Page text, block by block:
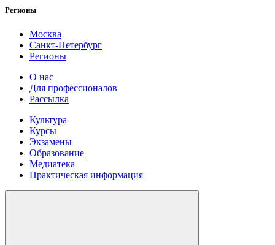
Регионы
Москва
Санкт-Петербург
Регионы
О нас
Для профессионалов
Рассылка
Культура
Курсы
Экзамены
Образование
Медиатека
Практическая информация